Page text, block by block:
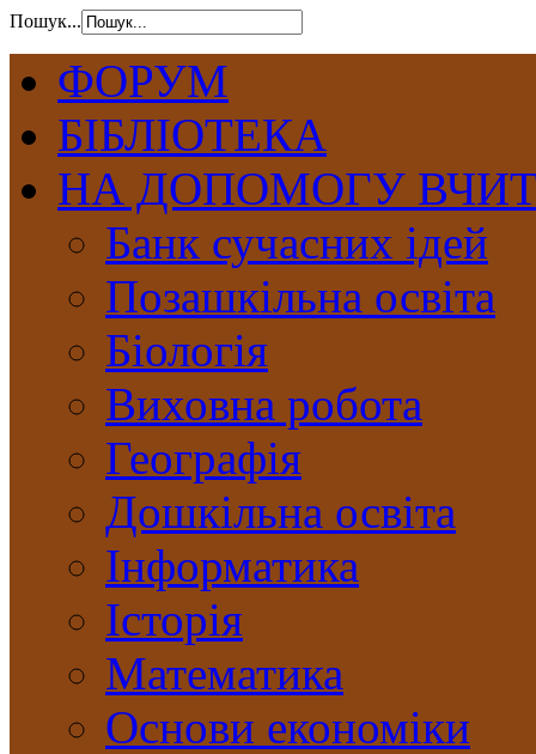
Пошук...
ФОРУМ
БІБЛІОТЕКА
НА ДОПОМОГУ
Банк сучасних ідей
Позашкільна освіта
Біологія
Виховна робота
Географія
Дошкільна освіта
Інформатика
Історія
Математика
Основи економіки